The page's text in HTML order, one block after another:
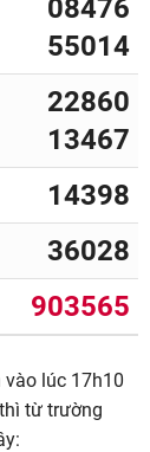
08476
55014
22860
13467
14398
36028
903565
lúc 17h10
từ trường